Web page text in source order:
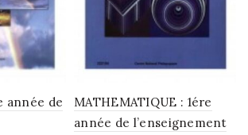
année de
MATHEMATIQUE : 1ére
année de l’enseignement